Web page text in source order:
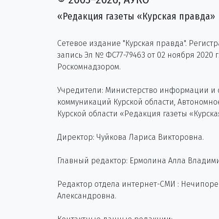
«Редакция газеты «Курская правда»
Сетевое издание "Курская правда".
запись Эл № ФС77-79463 от 02 ноября 2020
Роскомнадзором.
Учредители: Министерство информации и
коммуникаций Курской области,
Курской области «Редакция газеты
Директор: Чуйкова Лариса Викторовна.
Главный редактор: Ермолина Алла
Редактор отдела интернет-СМИ :
Александровна.